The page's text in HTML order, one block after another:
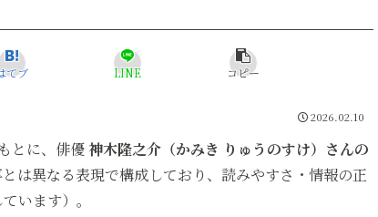
てブ LINE コピー
2026.02.10
とに、俳優神木隆之介（かみき りゅうのすけ）さんの
は異なる表現で構成しており、読みやすさ・情報の正
います）。